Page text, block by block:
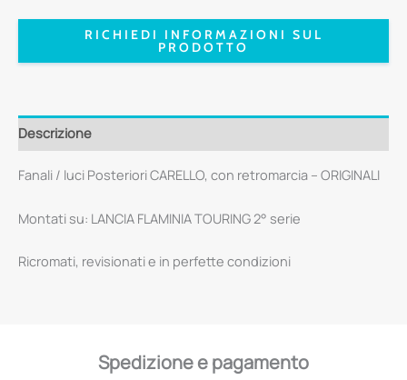
RICHIEDI INFORMAZIONI SUL
PRODOTTO
Descrizione
Fanali / luci Posteriori CARELLO, con retromarcia – ORIGINALI
Montati su: LANCIA FLAMINIA TOURING 2° serie
Ricromati, revisionati e in perfette condizioni
Spedizione e pagamento